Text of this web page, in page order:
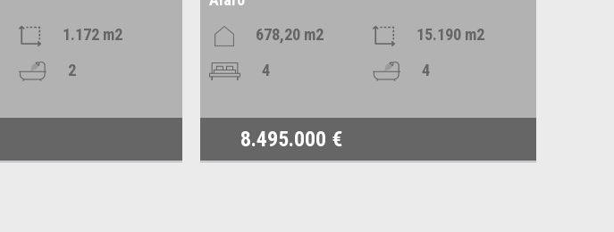
1.172 m2
2
678,20 m2
15.190 m2
4
4
8.495.000 €